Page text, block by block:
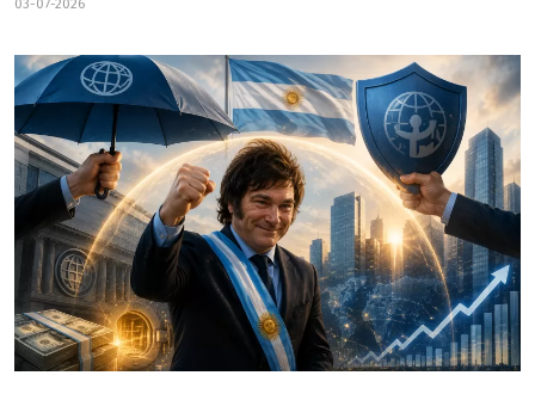
03-07-2026